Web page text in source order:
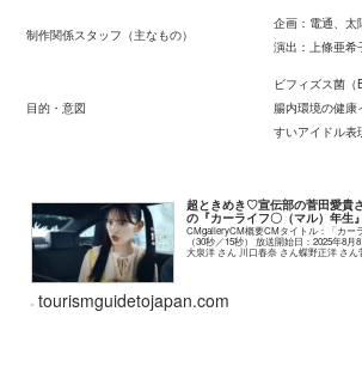
制作関係スタッフ（主なもの）
企画：電通、太
演出：上條亜希
目的・意図
ビフィズス菌（
腸内環境の健
すいアイドル表
超ときめき♡宣伝部の菅田愛貴
の『カーライフ〇（マル）年生
CMgalleryCM概要CMタイトル：「カー
（30秒／15秒） 放送開始日：2025年8
大泉洋 さん 川口春奈 さん蝶野正洋 さ
tourismguidetojapan.com